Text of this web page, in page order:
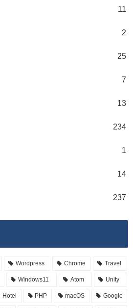
11
2
25
7
13
234
1
14
237
Wordpress Chrome Travel
Windows11 Atom Unity
Hotel PHP macOS Google